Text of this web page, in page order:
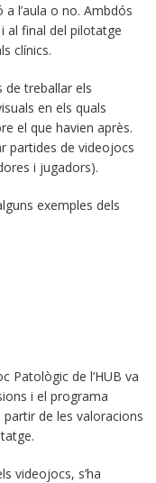
l’aula o no. Ambdós
al final del pilotatge
clínics.
de treballar els
en els quals
el que havien après.
partides de videojocs
i jugadors).
exemples dels
Patològic de l’HUB va
i el programa
de les valoracions
videojocs, s’ha